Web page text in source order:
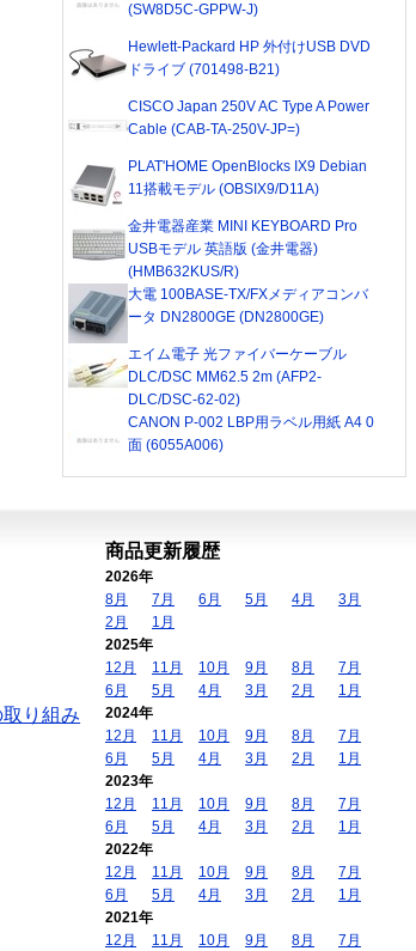
(SW8D5C-GPPW-J)
Hewlett-Packard HP 外付けUSB DVD
ドライブ (701498-B21)
CISCO Japan 250V AC Type A Power
Cable (CAB-TA-250V-JP=)
PLAT'HOME OpenBlocks IX9 Debian
11搭載モデル (OBSIX9/D11A)
金井電器産業 MINI KEYBOARD Pro
USBモデル 英語版 (金井電器)
(HMB632KUS/R)
大電 100BASE-TX/FXメディアコンバ
ータ DN2800GE (DN2800GE)
エイム電子 光ファイバーケーブル
DLC/DSC MM62.5 2m (AFP2-
DLC/DSC-62-02)
CANON P-002 LBP用ラベル用紙 A4 0
面 (6055A006)
取り組み
商品更新履歴
2026年
8月
7月 6月 5月 4月
3月
2月
1月
2025年
12月
11月 10月 9月 8月
7月
6月
5月 4月 3月 2月
1月
2024年
12月
11月 10月 9月 8月
7月
6月
5月 4月 3月 2月
1月
2023年
12月
11月 10月 9月 8月
7月
6月
5月 4月 3月 2月
1月
2022年
12月
11月 10月 9月 8月
7月
6月
5月 4月 3月 2月
1月
2021年
12月
11月 10月 9月 8月
7月